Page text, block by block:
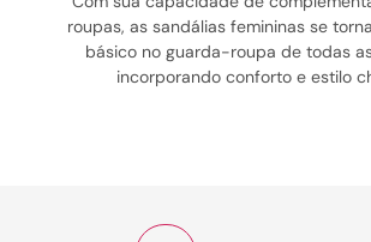
roupas, as sandálias femininas se
básico no guarda-roupa de todas
incorporando conforto e estilo